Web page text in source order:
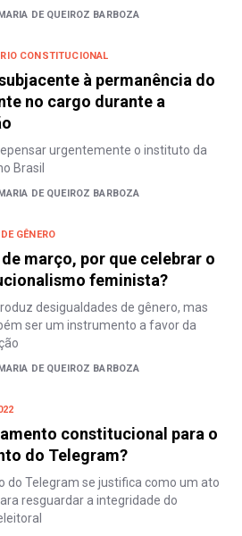
DE QUEIROZ BARBOZA
CONSTITUCIONAL
à permanência do
no cargo durante a
urgentemente o instituto da
Brasil
DE QUEIROZ BARBOZA
GÊNERO
março, por que celebrar o
feminista?
desigualdades de gênero, mas
ser um instrumento a favor da
DE QUEIROZ BARBOZA
constitucional para o
do Telegram?
do Telegram se justifica como um ato
resguardar a integridade do